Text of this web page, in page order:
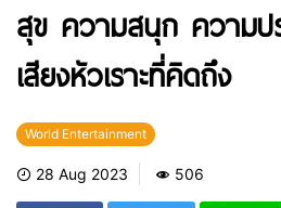
สุข ความสนุก ความป
เสียงหัวเราะที่คิดถึง
World Entertainment
28 Aug 2023 506